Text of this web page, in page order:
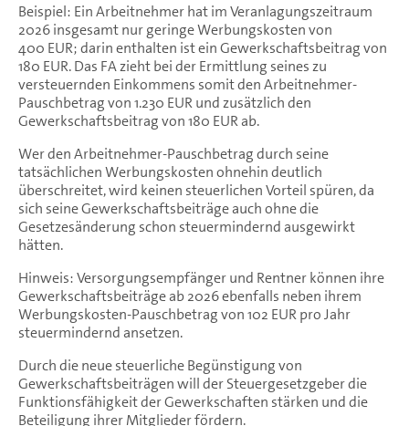
Beispiel: Ein Arbeitnehmer hat im Veranlagungszeitraum
2026 insgesamt nur geringe Werbungskosten von
400 EUR; darin enthalten ist ein Gewerkschaftsbeitrag von
180 EUR. Das FA zieht bei der Ermittlung seines zu
versteuernden Einkommens somit den Arbeitnehmer-
Pauschbetrag von 1.230 EUR und zusätzlich den
Gewerkschaftsbeitrag von 180 EUR ab.
Wer den Arbeitnehmer-Pauschbetrag durch seine
tatsächlichen Werbungskosten ohnehin deutlich
überschreitet, wird keinen steuerlichen Vorteil spüren, da
sich seine Gewerkschaftsbeiträge auch ohne die
Gesetzesänderung schon steuermindernd ausgewirkt
hätten.
Hinweis: Versorgungsempfänger und Rentner können ihre
Gewerkschaftsbeiträge ab 2026 ebenfalls neben ihrem
Werbungskosten-Pauschbetrag von 102 EUR pro Jahr
steuermindernd ansetzen.
Durch die neue steuerliche Begünstigung von
Gewerkschaftsbeiträgen will der Steuergesetzgeber die
Funktionsfähigkeit der Gewerkschaften stärken und die
Beteiligung ihrer Mitglieder fördern.